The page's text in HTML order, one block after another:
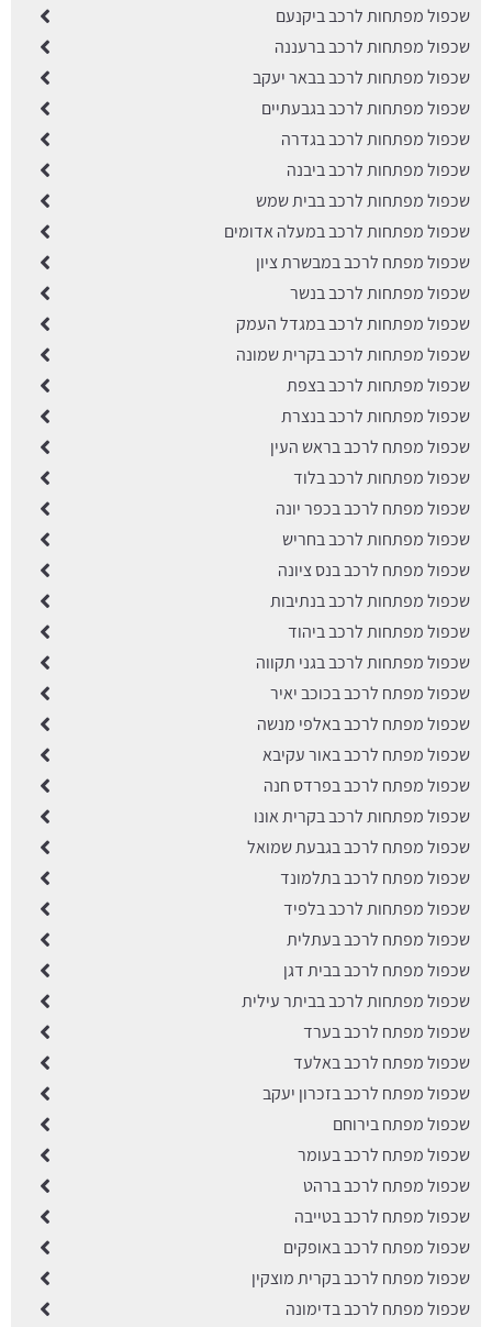
שכפול מפתחות לרכב ביקנעם
שכפול מפתחות לרכב ברעננה
שכפול מפתחות לרכב בבאר יעקב
שכפול מפתחות לרכב בגבעתיים
שכפול מפתחות לרכב בגדרה
שכפול מפתחות לרכב ביבנה
שכפול מפתחות לרכב בבית שמש
שכפול מפתחות לרכב במעלה אדומים
שכפול מפתח לרכב במבשרת ציון
שכפול מפתחות לרכב בנשר
שכפול מפתחות לרכב במגדל העמק
שכפול מפתחות לרכב בקרית שמונה
שכפול מפתחות לרכב בצפת
שכפול מפתחות לרכב בנצרת
שכפול מפתח לרכב בראש העין
שכפול מפתחות לרכב בלוד
שכפול מפתח לרכב בכפר יונה
שכפול מפתחות לרכב בחריש
שכפול מפתח לרכב בנס ציונה
שכפול מפתחות לרכב בנתיבות
שכפול מפתחות לרכב ביהוד
שכפול מפתחות לרכב בגני תקווה
שכפול מפתח לרכב בכוכב יאיר
שכפול מפתח לרכב באלפי מנשה
שכפול מפתח לרכב באור עקיבא
שכפול מפתח לרכב בפרדס חנה
שכפול מפתחות לרכב בקרית אונו
שכפול מפתח לרכב בגבעת שמואל
שכפול מפתח לרכב בתלמונד
שכפול מפתחות לרכב בלפיד
שכפול מפתח לרכב בעתלית
שכפול מפתח לרכב בבית דגן
שכפול מפתחות לרכב בביתר עילית
שכפול מפתח לרכב בערד
שכפול מפתח לרכב באלעד
שכפול מפתח לרכב בזכרון יעקב
שכפול מפתח בירוחם
שכפול מפתח לרכב בעומר
שכפול מפתח לרכב ברהט
שכפול מפתח לרכב בטייבה
שכפול מפתח לרכב באופקים
שכפול מפתח לרכב בקרית מוצקין
שכפול מפתח לרכב בדימונה